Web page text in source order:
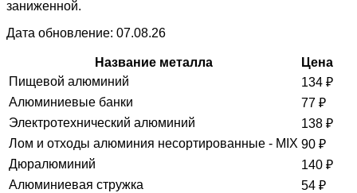
заниженной.
Дата обновление: 07.08.26
Название металла
Цена
Пищевой алюминий
134 ₽
Алюминиевые банки
77 ₽
Электротехнический алюминий
138 ₽
Лом и отходы алюминия несортированные - MIX 90 ₽
Дюралюминий
140 ₽
Алюминиевая стружка
54 ₽